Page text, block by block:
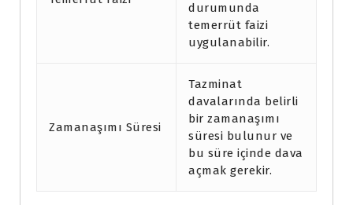
durumunda
temerrüt faizi
uygulanabilir.
Zamanaşımı Süresi
Tazminat
davalarında belirli
bir zamanaşımı
süresi bulunur ve
bu süre içinde dava
açmak gerekir.